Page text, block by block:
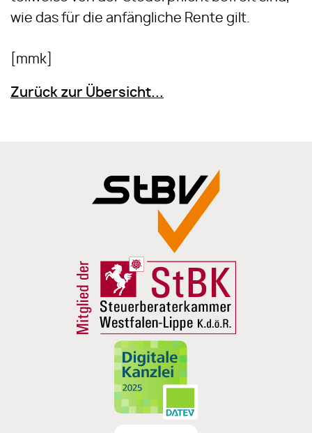
wie das für die anfängliche Rente gilt.
[mmk]
Zurück zur Übersicht...